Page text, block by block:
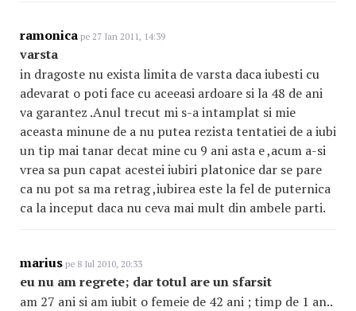
ramonica pe 27 Ian 2011, 14:39
varsta
in dragoste nu exista limita de varsta daca iubesti cu
adevarat o poti face cu aceeasi ardoare si la 48 de ani
va garantez .Anul trecut mi s-a intamplat si mie
aceasta minune de a nu putea rezista tentatiei de a iubi
un tip mai tanar decat mine cu 9 ani asta e ,acum a-si
vrea sa pun capat acestei iubiri platonice dar se pare
ca nu pot sa ma retrag ,iubirea este la fel de puternica
ca la inceput daca nu ceva mai mult din ambele parti.
marius pe 8 Iul 2010, 20:33
eu nu am regrete; dar totul are un sfarsit
am 27 ani si am iubit o femeie de 42 ani ; timp de 1 an..